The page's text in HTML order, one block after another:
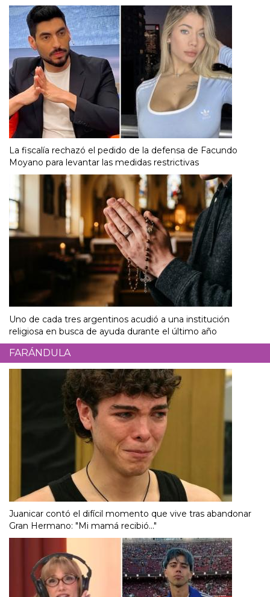
La fiscalía rechazó el pedido de la defensa de Facundo
Moyano para levantar las medidas restrictivas
Uno de cada tres argentinos acudió a una institución
religiosa en busca de ayuda durante el último año
FARÁNDULA
Juanicar contó el difícil momento que vive tras abandonar
Gran Hermano: "Mi mamá recibió..."